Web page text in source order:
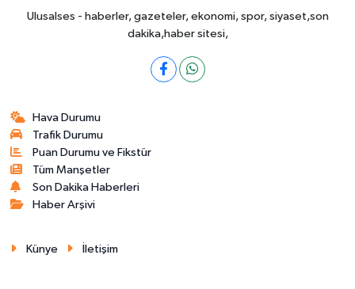
Ulusalses - haberler, gazeteler, ekonomi, spor, siyaset,son
dakika,haber sitesi,
Hava Durumu
Trafik Durumu
Puan Durumu ve Fikstür
Tüm Manşetler
Son Dakika Haberleri
Haber Arşivi
Künye İletişim